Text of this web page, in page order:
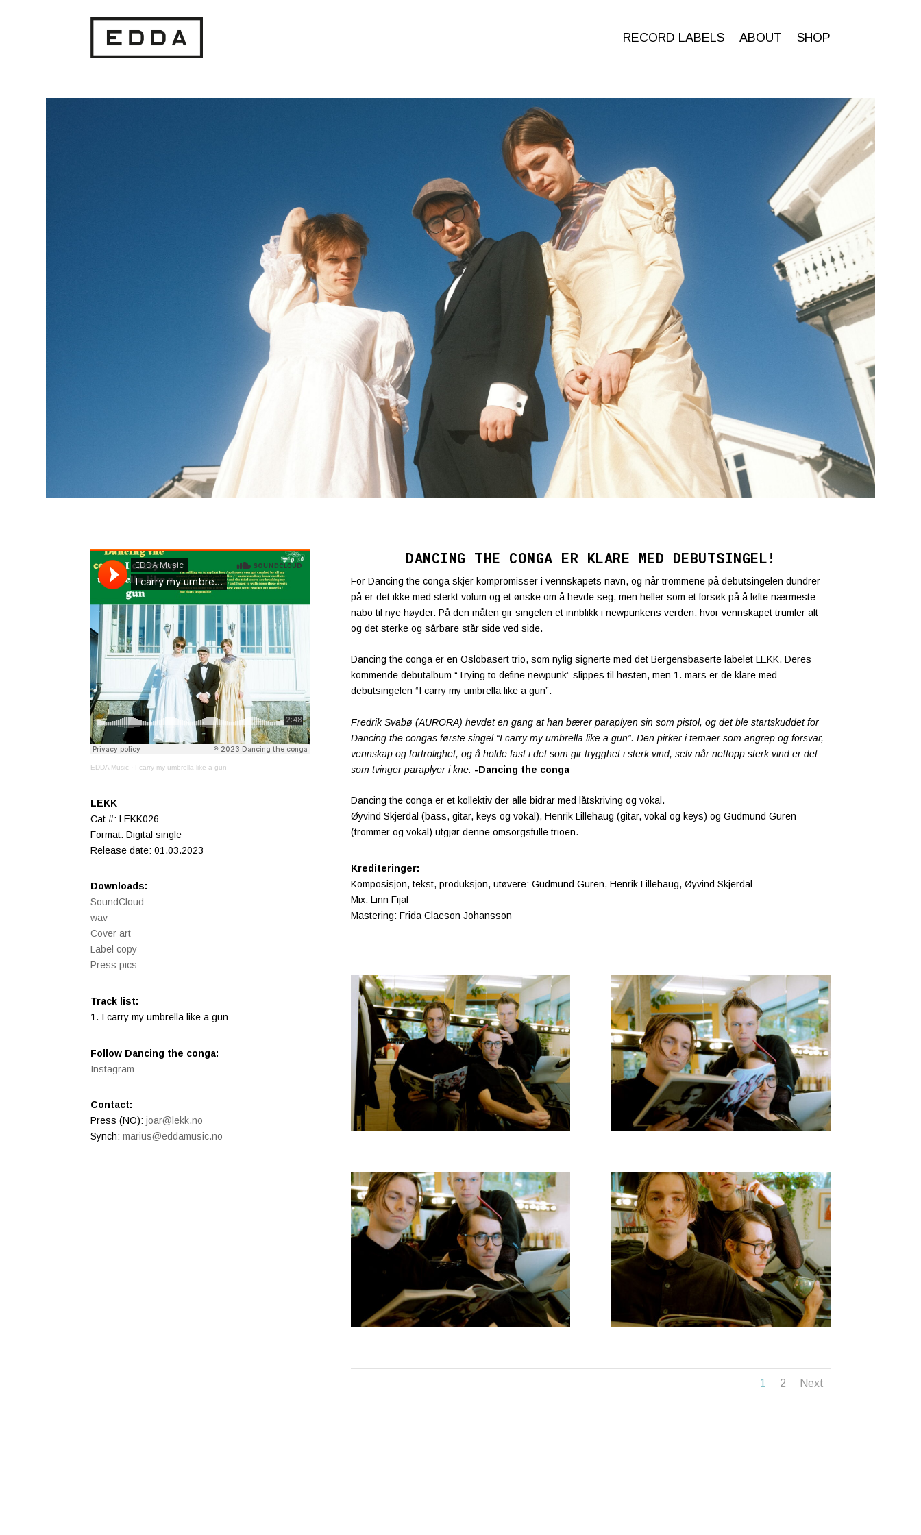
RECORD LABELS ABOUT SHOP
EDDA Music · I carry my umbrella like a gun
LEKK
Cat #: LEKK026
Format: Digital single
Release date: 01 .03.2023
Downloads:
SoundCloud
wav
Cover art
Label copy
Press pics
Track list:
1. I carry my umbrella like a gun
Follow Dancing the conga:
Instagram
Contact:
Press (NO): joar@lekk.no
Synch: marius@eddamusic.no
DANCING THE CONGA ER KLARE MED DEBUTSINGEL!
For Dancing the conga skjer kompromisser i vennskapets navn, og når trommene på debutsingelen dundrer
på er det ikke med sterkt volum og et ønske om å hevde seg, men heller som et forsøk på å løfte nærmeste
nabo til nye høyder. På den måten gir singelen et innblikk i newpunkens verden, hvor vennskapet trumfer alt
og det sterke og sårbare står side ved side.
Dancing the conga er en Oslobasert trio, som nylig signerte med det Bergensbaserte labelet LEKK. Deres
kommende debutalbum “Trying to define newpunk” slippes til høsten, men 1. mars er de klare med
debutsingelen “I carry my umbrella like a gun”.
Fredrik Svabø (AURORA) hevdet en gang at han bærer paraplyen sin som pistol, og det ble startskuddet for
Dancing the congas første singel “I carry my umbrella like a gun”. Den pirker i temaer som angrep og forsvar,
vennskap og fortrolighet, og å holde fast i det som gir trygghet i sterk vind, selv når nettopp sterk vind er det
som tvinger paraplyer i kne. -Dancing the conga
Dancing the conga er et kollektiv der alle bidrar med låtskriving og vokal.
Øyvind Skjerdal (bass, gitar, keys og vokal), Henrik Lillehaug (gitar, vokal og keys) og Gudmund Guren
(trommer og vokal) utgjør denne omsorgsfulle trioen.
Krediteringer:
Komposisjon, tekst, produksjon, utøvere: Gudmund Guren, Henrik Lillehaug, Øyvind Skjerdal
Mix: Linn Fijal
Mastering: Frida Claeson Johansson
1 2 Next